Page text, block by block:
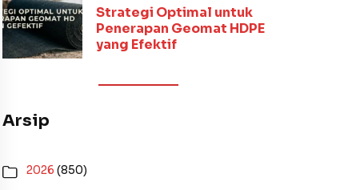
Strategi Optimal untuk
Penerapan Geomat HDPE
yang Efektif
Arsip
2026 (850)